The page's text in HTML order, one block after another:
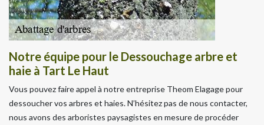
Notre équipe pour le Dessouchage arbre et
haie à Tart Le Haut
Vous pouvez faire appel à notre entreprise Theom Elagage pour
dessoucher vos arbres et haies. N’hésitez pas de nous contacter,
nous avons des arboristes paysagistes en mesure de procéder